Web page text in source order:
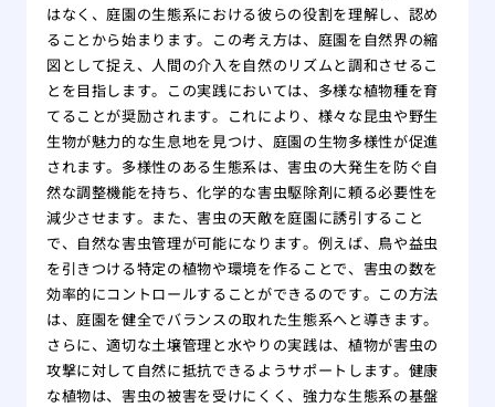
はなく、庭園の生態系における彼らの役割を理解し、認め
ることから始まります。この考え方は、庭園を自然界の縮
図として捉え、人間の介入を自然のリズムと調和させるこ
とを目指します。この実践においては、多様な植物種を育
てることが奨励されます。これにより、様々な昆虫や野生
生物が魅力的な生息地を見つけ、庭園の生物多様性が促進
されます。多様性のある生態系は、害虫の大発生を防ぐ自
然な調整機能を持ち、化学的な害虫駆除剤に頼る必要性を
減少させます。また、害虫の天敵を庭園に誘引すること
で、自然な害虫管理が可能になります。例えば、鳥や益虫
を引きつける特定の植物や環境を作ることで、害虫の数を
効率的にコントロールすることができるのです。この方法
は、庭園を健全でバランスの取れた生態系へと導きます。
さらに、適切な土壌管理と水やりの実践は、植物が害虫の
攻撃に対して自然に抵抗できるようサポートします。健康
な植物は、害虫の被害を受けにくく、強力な生態系の基盤